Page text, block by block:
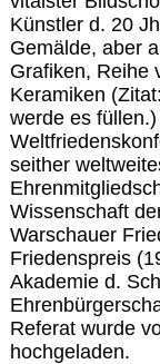
Künstler d. 20
Gemälde, aber
Grafiken, Reihe
Keramiken
werde es
seither
Wissenschaft
Warschauer
Friedenspreis
Akademie d.
Referat wurde
hochgeladen.